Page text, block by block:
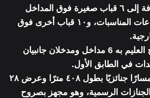
و ذلك بالإضافة إلى ٦ قباب صغيرة فوق المداخل
الرئيسية وقاعات المناسبات، و١٠ قباب أخرى فوق
مسجد الفتاح العليم به 6 مداخل ومدخلان جانبيان
في الطابق الأول.
كما يتضمن مسارًا جنائزيًا بطول ٤٠٨ مترًا وعرض ٢٨
الجنازات الرسمية، وهو مجهز بصروح